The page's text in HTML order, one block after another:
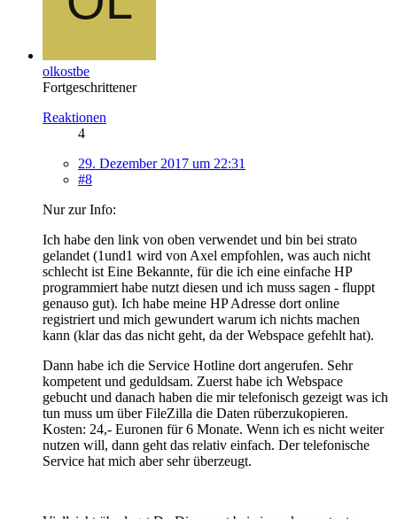
olkostbe
Fortgeschrittener
Reaktionen
4
29. Dezember 2017 um 22:31
#8
Nur zur Info:
Ich habe den link von oben verwendet und bin bei strato
gelandet (1und1 wird von Axel empfohlen, was auch nicht
schlecht ist Eine Bekannte, für die ich eine einfache HP
programmiert habe nutzt diesen und ich muss sagen - fluppt
genauso gut). Ich habe meine HP Adresse dort online
registriert und mich gewundert warum ich nichts machen
kann (klar das das nicht geht, da der Webspace gefehlt hat).
Dann habe ich die Service Hotline dort angerufen. Sehr
kompetent und geduldsam. Zuerst habe ich Webspace
gebucht und danach haben die mir telefonisch gezeigt was ich
tun muss um über FileZilla die Daten rüberzukopieren.
Kosten: 24,- Euronen für 6 Monate. Wenn ich es nicht weiter
nutzen will, dann geht das relativ einfach. Der telefonische
Service hat mich aber sehr überzeugt.